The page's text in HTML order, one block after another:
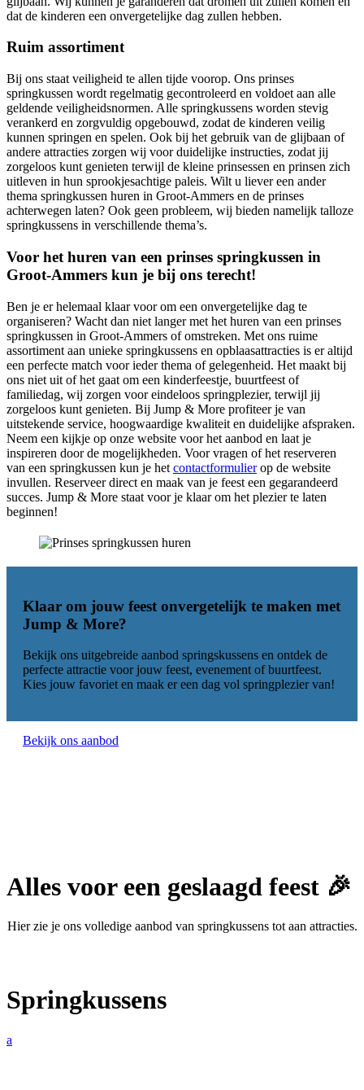
dat de kinderen een onvergetelijke dag zullen hebben.
Ruim assortiment
Bij ons staat veiligheid te allen tijde voorop. Ons prinses
springkussen wordt regelmatig gecontroleerd en voldoet aan alle
geldende veiligheidsnormen. Alle springkussens worden stevig
verankerd en zorgvuldig opgebouwd, zodat de kinderen veilig
kunnen springen en spelen. Ook bij het gebruik van de glijbaan of
andere attracties zorgen wij voor duidelijke instructies, zodat jij
zorgeloos kunt genieten terwijl de kleine prinsessen en prinsen zich
uitleven in hun sprookjesachtige paleis. Wilt u liever een ander
thema springkussen huren in Groot-Ammers en de prinses
achterwegen laten? Ook geen probleem, wij bieden namelijk talloze
springkussens in verschillende thema’s.
Voor het huren van een prinses springkussen in
Groot-Ammers kun je bij ons terecht!
Ben je er helemaal klaar voor om een onvergetelijke dag te
organiseren? Wacht dan niet langer met het huren van een prinses
springkussen in Groot-Ammers of omstreken. Met ons ruime
assortiment aan unieke springkussens en opblaasattracties is er altijd
een perfecte match voor ieder thema of gelegenheid. Het maakt bij
ons niet uit of het gaat om een kinderfeestje, buurtfeest of
familiedag, wij zorgen voor eindeloos springplezier, terwijl jij
zorgeloos kunt genieten. Bij Jump & More profiteer je van
uitstekende service, hoogwaardige kwaliteit en duidelijke afspraken.
Neem een kijkje op onze website voor het aanbod en laat je
inspireren door de mogelijkheden. Voor vragen of het reserveren
van een springkussen kun je het contactformulierop de website
invullen. Reserveer direct en maak van je feest een gegarandeerd
succes. Jump & More staat voor je klaar om het plezier te laten
beginnen!
Klaar om jouw feest onvergetelijk te maken met
Jump & More?
Bekijk ons uitgebreide aanbod springskussens en ontdek de
perfecte attractie voor jouw feest, evenement of buurtfeest.
Kies jouw favoriet en maak er een dag vol springplezier van!
Bekijk ons aanbod
Alles voor een geslaagd feest 🎉
Hier zie je ons volledige aanbod van springkussens tot aan attracties.
Springkussens
a